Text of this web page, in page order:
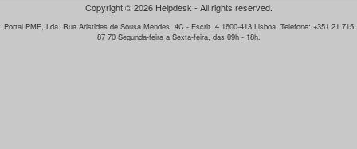
Copyright © 2026 Helpdesk - All rights reserved.
Portal PME, Lda. Rua Aristides de Sousa Mendes, 4C - Escrit. 4 1600-413 Lisboa. Telefone: +351 21 715
87 70 Segunda-feira a Sexta-feira, das 09h - 18h.